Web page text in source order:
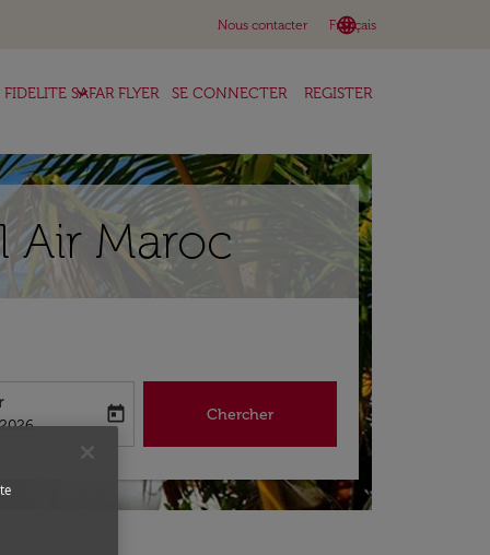
Nous contacter language
Français
keyboard_arrow_down
FIDELITE SAFAR FLYER
keyboard_arrow_down SE CONNECTER REGISTER
Air Maroc
return-date-aria-label
today Chercher